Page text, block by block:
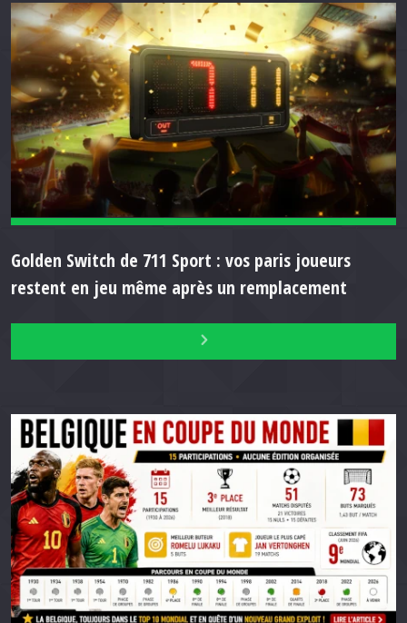
Golden Switch de 711 Sport : vos paris joueurs
restent en jeu même après un remplacement